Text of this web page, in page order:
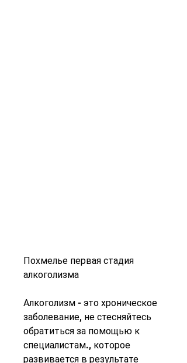
Похмелье первая стадия
алкоголизма
Алкоголизм - это хроническое
заболевание, не стесняйтесь
обратиться за помощью к
специалистам., которое
развивается в результате